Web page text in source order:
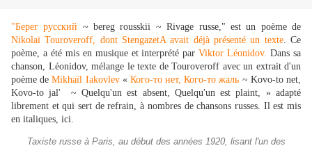
"Берег русский ~ bereg rousskii ~ Rivage russe," est un poème de
Nikolaï Touroveroff, dont StengazetA avait déjà présenté un texte. Ce
poème, a été mis en musique et interprété parViktor Léonidov. Dans sa
chanson, Léonidov, mélange le texte de Touroveroff avec un extrait d'un
poème deMikhaïl Iakovlev« Кого-то нет, Кого-то жаль ~ Kovo-to net,
Kovo-to jal' ~ Quelqu'un est absent, Quelqu'un est plaint, » adapté
librement et qui sert de refrain, à nombres de chansons russes. Il est mis
en italiques, ici.
Taxiste russe à Paris, au début des années 1920, lisant l'un des